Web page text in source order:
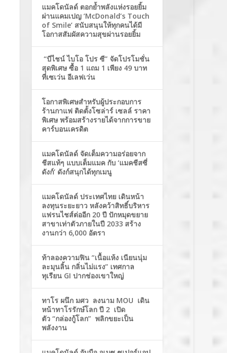
แมคโดนัลด์ ตอกย้ำพลังแห่งรอยยิ้ม
ผ่านแคมเปญ ‘McDonald’s Touch
of Smile’ สนับสนุนให้ทุกคนได้มี
โอกาสสัมผัสความสุขผ่านรอยยิ้ม
“บีไชน์ ไบโอ โปร ซี” จัดโปรโมชั่น
สุดพิเศษ ซื้อ 1 แถม 1 เพียง 49 บาท
ที่เซเว่น อีเลฟเว่น
โอกาสพิเศษสำหรับผู้ประกอบการ
ร้านกาแฟ ติดตั้งโซล่าร์ เซลล์ ราคา
พิเศษ พร้อมสร้างรายได้จากการขาย
คาร์บอนเครดิต
แมคโดนัลด์ จัดเต็มความอร่อยจาก
ชีสแท้ๆ แบบเต็มแมค กับ ‘แมคชีสซี่
ดังก์’ ดังก์สนุกได้ทุกเมนู
แมคโดนัลด์ ประเทศไทย เดินหน้า
ลงทุนระยะยาว หลังคว้าสิทธิ์บริหาร
แฟรนไชส์ต่ออีก 20 ปี ปักหมุดขยาย
สาขาเท่าตัวภายในปี 2033 สร้าง
งานกว่า 6,000 อัตรา
ท้าลองความฟิน “เนื้อแห้ง เนียนนุ่ม
ละมุนลิ้น กลิ่นไม่แรง” เทศกาล
ทุเรียน GI ปากช่องเขาใหญ่
ทาโร ผนึก มศว ลงนาม MOU เดิน
หน้าทาโรรักษ์โลก ปี 2 เปิด
ตัว “กล่องกู้โลก” พลิกขยะเป็น
พลังงาน